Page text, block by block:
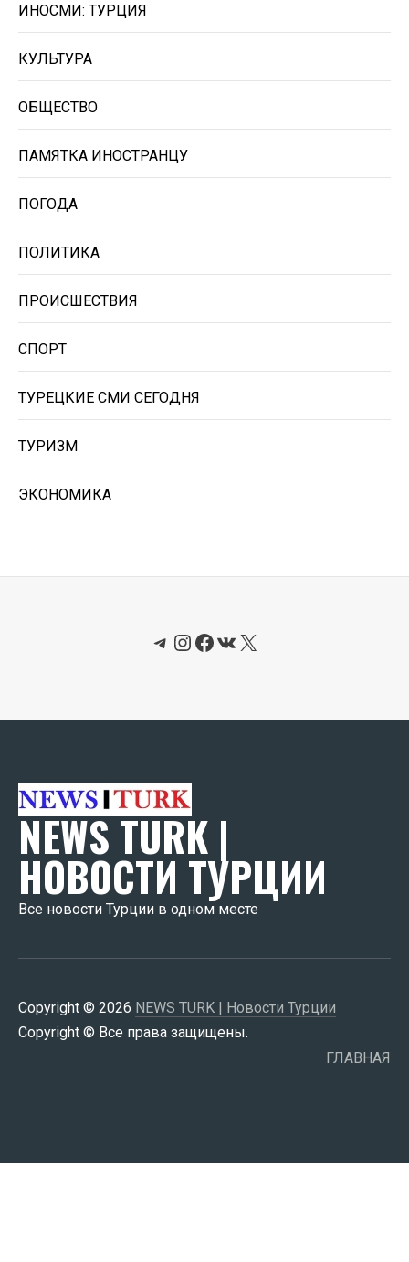
ИНОСМИ: ТУРЦИЯ
КУЛЬТУРА
ОБЩЕСТВО
ПАМЯТКА ИНОСТРАНЦУ
ПОГОДА
ПОЛИТИКА
ПРОИСШЕСТВИЯ
СПОРТ
ТУРЕЦКИЕ СМИ СЕГОДНЯ
ТУРИЗМ
ЭКОНОМИКА
Telegram
Instagram
Facebook
ВКонтакте
X
NEWS TURK |
НОВОСТИ ТУРЦИИ
Все новости Турции в одном месте
Copyright © 2026 NEWS TURK | Новости Турции
Copyright © Все права защищены.
ГЛАВНАЯ